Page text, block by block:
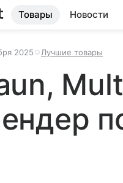
Товары Новости
2025 Лучшие товары